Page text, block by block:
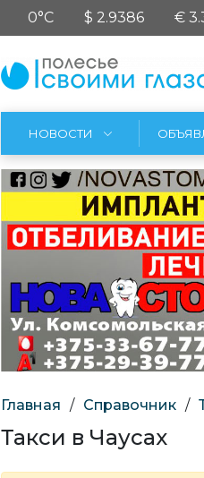
0°C $ 2.9386 €
НОВОСТИ
Главная / Справочник /
Такси в Чаусах